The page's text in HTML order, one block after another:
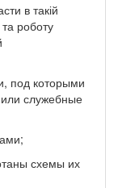
в такій
роботу
под которыми
служебные
схемы их